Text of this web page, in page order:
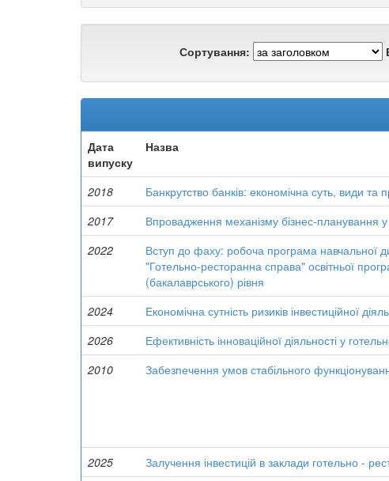
Сортування:
Дата
випуску
Назва
2018 Банкрутство банків: економічна суть, види та
2017
Впровадження механізму бізнес-планування
2022
Вступ до фаху: робоча програма навчальної
"Готельно-ресторанна справа" освітньої
(бакалаврського) рівня
2024 Економічна сутність ризиків інвестиційної
2026
Ефективність інноваційної діяльності у
2010
Забезпечення умов стабільного
2025
Залучення інвестицій в заклади готельно -